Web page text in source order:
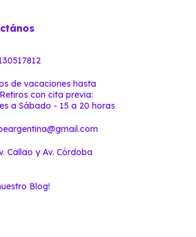
de vacaciones hasta
con cita previa:
a Sábado - 15 a 20 horas
Callao y Av. Córdoba
Blog!